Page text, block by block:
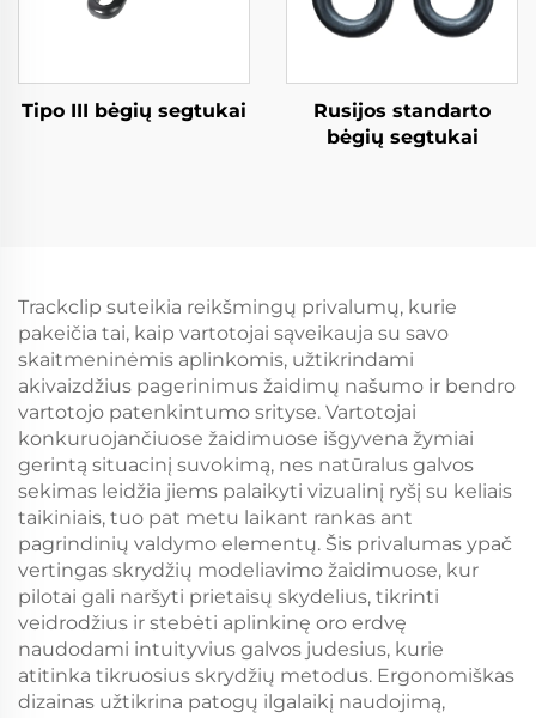
Tipo III bėgių segtukai
Rusijos standarto
bėgių segtukai
Trackclip suteikia reikšmingų privalumų, kurie
pakeičia tai, kaip vartotojai sąveikauja su savo
skaitmeninėmis aplinkomis, užtikrindami
akivaizdžius pagerinimus žaidimų našumo ir bendro
vartotojo patenkintumo srityse. Vartotojai
konkuruojančiuose žaidimuose išgyvena žymiai
gerintą situacinį suvokimą, nes natūralus galvos
sekimas leidžia jiems palaikyti vizualinį ryšį su keliais
taikiniais, tuo pat metu laikant rankas ant
pagrindinių valdymo elementų. Šis privalumas ypač
vertingas skrydžių modeliavimo žaidimuose, kur
pilotai gali naršyti prietaisų skydelius, tikrinti
veidrodžius ir stebėti aplinkinę oro erdvę
naudodami intuityvius galvos judesius, kurie
atitinka tikruosius skrydžių metodus. Ergonomiškas
dizainas užtikrina patogų ilgalaikį naudojimą,